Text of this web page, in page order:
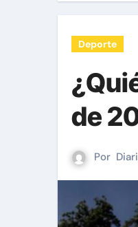
Deporte
de
Por